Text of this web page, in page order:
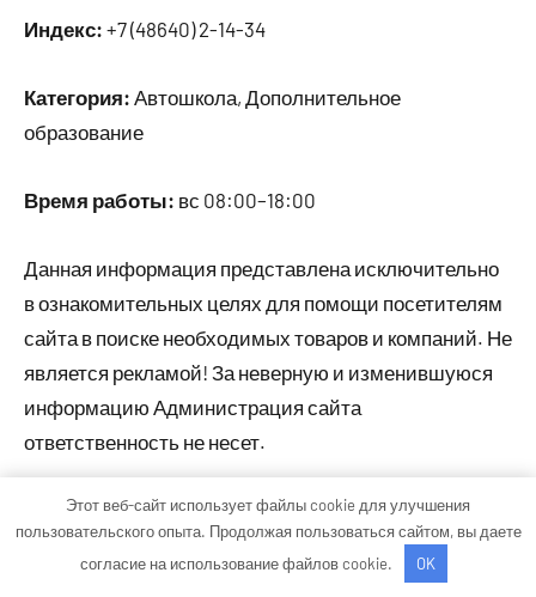
Индекс: +7 (48640) 2-14-34
Категория: Автошкола, Дополнительное
образование
Время работы: вс 08:00–18:00
Данная информация представлена исключительно
в ознакомительных целях для помощи посетителям
сайта в поиске необходимых товаров и компаний. Не
является рекламой! За неверную и изменившуюся
информацию Администрация сайта
ответственность не несет.
Тема WordPress: Occasio от ThemeZee.
Этот веб-сайт использует файлы cookie для улучшения
пользовательского опыта. Продолжая пользоваться сайтом, вы даете
согласие на использование файлов cookie.
OK